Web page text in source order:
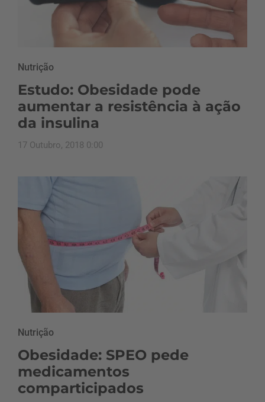
Nutrição
Estudo: Obesidade pode
aumentar a resistência à ação
da insulina
17 Outubro, 2018 0:00
Nutrição
Obesidade: SPEO pede
medicamentos
comparticipados